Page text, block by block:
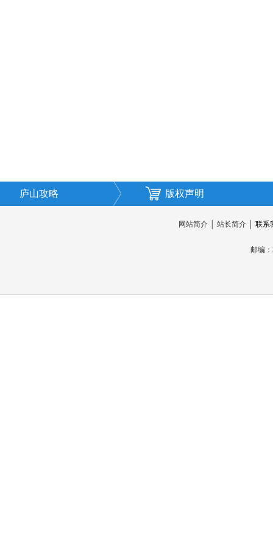
庐山攻略 版权声明
网站简介│ 站长简介│ 联系
邮编